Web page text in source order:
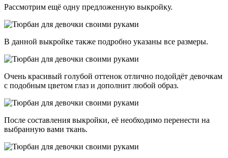
Рассмотрим ещё одну предложенную выкройку.
В данной выкройке также подробно указаны все размеры.
Очень красивый голубой оттенок отлично подойдёт девочкам
с подобным цветом глаз и дополнит любой образ.
После составления выкройки, её необходимо перенести на
выбранную вами ткань.